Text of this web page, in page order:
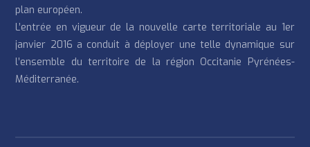
plan européen.
L’entrée en vigueur de la nouvelle carte territoriale au 1er
janvier 2016 a conduit à déployer une telle dynamique sur
l’ensemble du territoire de la région Occitanie Pyrénées-
Méditerranée.